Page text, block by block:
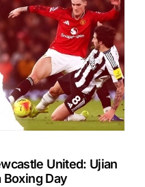
United: Ujian
Boxing Day